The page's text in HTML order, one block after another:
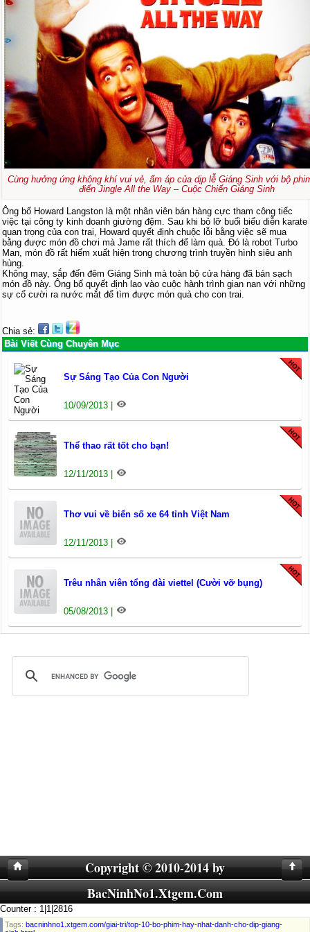
Cùng hưởng ứng không khí vui vẻ, ấm áp của dịp lễ Giáng Sinh với bộ
điển Jingle All the Way – Cuộc Chiến Giáng Sinh
Ông bố Howard Langston là một nhân viên bán hàng cực tham công tiếc
việc tại công ty kinh doanh giường đệm. Sau khi bỏ lỡ buổi biểu diễn karate
quan trọng của con trai, Howard quyết định chuộc lỗi bằng việc sẽ mua
bằng được món đồ chơi mà Jame rất thích để làm quà. Đó là robot Turbo
Man, món đồ rất hiếm xuất hiện trong chương trình truyền hình siêu anh
hùng.
Không may, sắp đến đêm Giáng Sinh mà toàn bộ cửa hàng đã bán sạch
món đồ này. Ông bố quyết định lao vào cuộc hành trình gian nan với những
sự cố cười ra nước mắt để tìm được món quà cho con trai.
Chia sẻ:
Bài Viết Cùng Chuyên Mục
Sự Sáng Tạo Của Con Người
10/09/2013 |
Thể thao rất tốt cho bạn!
12/11/2013 |
Thơ vui về biển số xe 64 tỉnh Việt Nam
12/11/2013 |
Trêu nhân viên tổng đài viettel (Cười vỡ bụng)
05/08/2013 |
Copyright © 2010-2014 by
BacNinhNo1.Xtgem.Com
Counter : 1|1|2816
Tags: bacninhno1.xtgem.com/giai-tri/top-10-bo-phim-hay-nhat-danh-cho-dip-giang-